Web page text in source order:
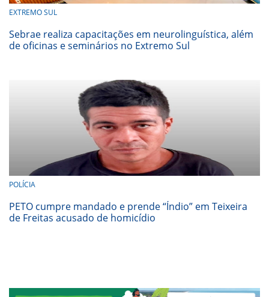
EXTREMO SUL
Sebrae realiza capacitações em neurolinguística, além
de oficinas e seminários no Extremo Sul
POLÍCIA
PETO cumpre mandado e prende “Índio” em Teixeira
de Freitas acusado de homicídio